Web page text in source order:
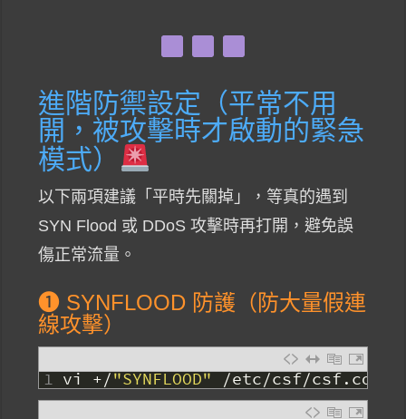
進階防禦設定（平常不用
開，被攻擊時才啟動的緊急
模式）
以下兩項建議「平時先關掉」，等真的遇到
SYN Flood 或 DDoS 攻擊時再打開，避免誤
傷正常流量。
❶ SYNFLOOD 防護（防大量假連
線攻擊）
1 vi +/"SYNFLOOD" /etc/csf/csf.conf